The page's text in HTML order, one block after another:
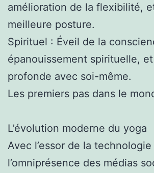
amélioration de la flexibilité,
meilleure posture.
Spirituel : Éveil de la
épanouissement spirituelle,
profonde avec soi-même.
Les premiers pas dans le
L’évolution moderne du yoga
Avec l’essor de la
l’omniprésence des médias